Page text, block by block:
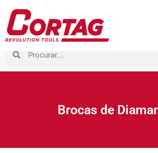
Brocas de